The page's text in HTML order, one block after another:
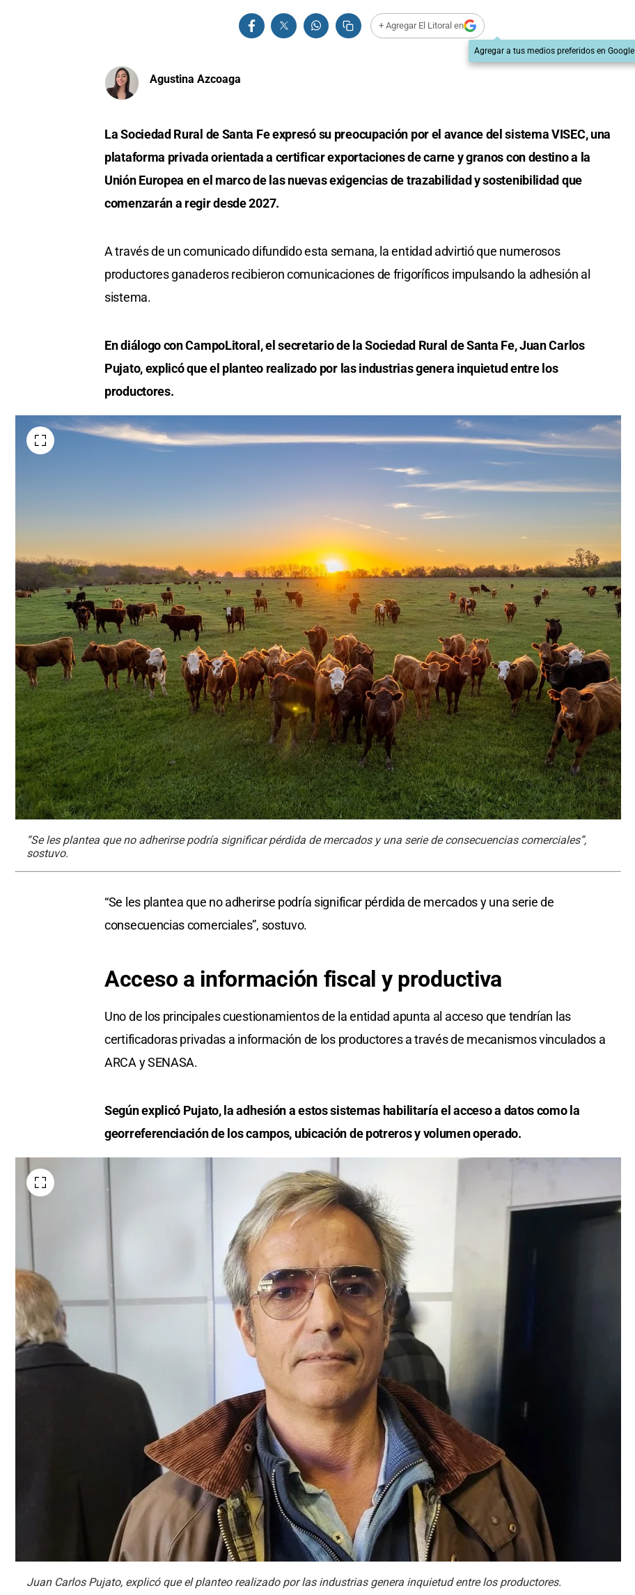
+ Agregar El Litoral en
Agregar a tus medios preferidos en Google
Agustina Azcoaga
La Sociedad Rural de Santa Fe expresó su preocupación por el avance del sistema VISEC, una
plataforma privada orientada a certificar exportaciones de carne y granos con destino a la
Unión Europea en el marco de las nuevas exigencias de trazabilidad y sostenibilidad que
comenzarán a regir desde 2027.
A través de un comunicado difundido esta semana, la entidad advirtió que numerosos
productores ganaderos recibieron comunicaciones de frigoríficos impulsando la adhesión al
sistema.
En diálogo con CampoLitoral, el secretario de la Sociedad Rural de Santa Fe, Juan Carlos
Pujato, explicó que el planteo realizado por las industrias genera inquietud entre los
productores.
“Se les plantea que no adherirse podría significar pérdida de mercados y una serie de consecuencias comerciales”,
sostuvo.
“Se les plantea que no adherirse podría significar pérdida de mercados y una serie de
consecuencias comerciales”, sostuvo.
Acceso a información fiscal y productiva
Uno de los principales cuestionamientos de la entidad apunta al acceso que tendrían las
certificadoras privadas a información de los productores a través de mecanismos vinculados a
ARCA y SENASA.
Según explicó Pujato, la adhesión a estos sistemas habilitaría el acceso a datos como la
georreferenciación de los campos, ubicación de potreros y volumen operado.
Juan Carlos Pujato, explicó que el planteo realizado por las industrias genera inquietud entre los productores.